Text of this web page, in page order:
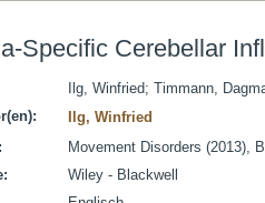
Specific Cerebellar
Ilg, Winfried; Timmann,
Ilg, Winfried
Movement Disorders (2013),
Wiley - Blackwell